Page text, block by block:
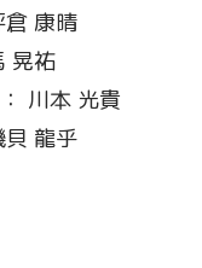
康晴
晃祐
川本 光貴
龍乎